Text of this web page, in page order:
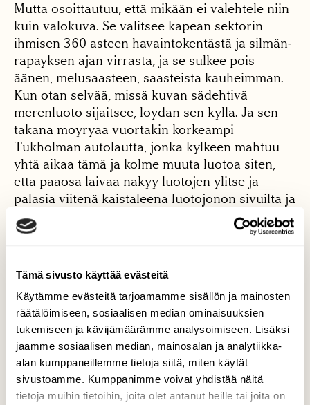
Tämä sivusto käyttää evästeitä
Käytämme evästeitä tarjoamamme sisällön ja mainosten
räätälöimiseen, sosiaalisen median ominaisuuksien
tukemiseen ja kävijämäärämme analysoimiseen. Lisäksi
jaamme sosiaalisen median, mainosalan ja analytiikka-
alan kumppaneillemme tietoja siitä, miten käytät
sivustoamme. Kumppanimme voivat yhdistää näitä
tietoja muihin tietoihin, joita olet antanut heille tai joita on
Mutta osoittautuu, että mikään ei valehtele niin
kuin valoku­va. Se valitsee kapean sek­torin
ihmisen 360 asteen havaintokentästä ja silmän­
räpäyksen ajan virrasta, ja se sulkee pois
äänen, melusaasteen, saasteista kauheimman.
Kun otan selvää, missä kuvan sädehtivä
merenluoto sijaitsee, löydän sen kyllä. Ja sen
takana möyryää vuortakin kor­keampi
Tukholman auto­lautta, jonka kylkeen mah­tuu
yhtä aikaa tämä ja kol­me muuta luotoa siten,
että pääosa laivaa näkyy luoto­jen ylitse ja
palasia viitenä kaistaleena luotojonon si­vuilta ja
lomasta. Ja kun käännän niskaani vähäsen,
näen voimansiirtolinjan, joka pikkusaariin
halvaannuttaa minut tekniikan mahtavuudella
niin hartaaseen kunnioituk­seen, etten huomaa
väistää ohikiitävän pikaliipparin hyökylainetta,
vaan kastun läpimäräksi rantakalliolla.
*
Kaiken jälkeen minulle ei jää muuta